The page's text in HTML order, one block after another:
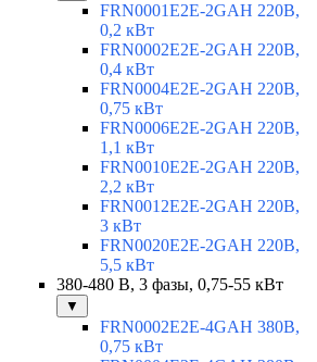
FRN0001E2E-2GAH 220В,
0,2 кВт
FRN0002E2E-2GAH 220В,
0,4 кВт
FRN0004E2E-2GAH 220В,
0,75 кВт
FRN0006E2E-2GAH 220В,
1,1 кВт
FRN0010E2E-2GAH 220В,
2,2 кВт
FRN0012E2E-2GAH 220В,
3 кВт
FRN0020E2E-2GAH 220В,
5,5 кВт
380-480 В, 3 фазы, 0,75-55 кВт
▼
FRN0002E2E-4GAH 380В,
0,75 кВт